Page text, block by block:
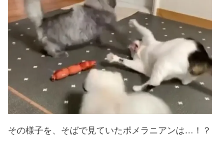
その様子を、そばで見ていたポメラニアンは…！？